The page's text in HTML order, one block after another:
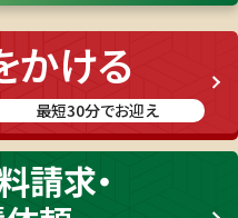
かける
最短30分でお迎え
請求・